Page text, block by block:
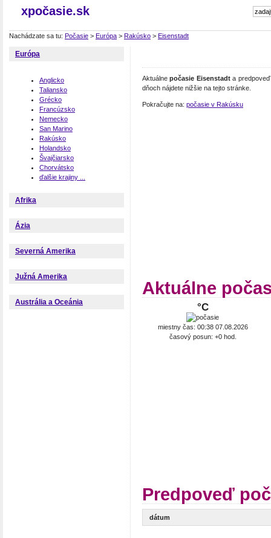
xpočasie.sk
Nachádzate sa tu: Počasie > Európa > Rakúsko > Eisenstadt
Európa
Anglicko
Taliansko
Grécko
Francúzsko
Nemecko
San Marino
Rakúsko
Holandsko
Švajčiarsko
Chorvátsko
ďalšie krajiny ...
Afrika
Ázia
Severná Amerika
Južná Amerika
Austrália a Oceánia
Aktuálnepočasie Eisenstadta predpoveď
dňoch nájdete nižšie na tejto stránke.
Pokračujte na: počasie v Rakúsku
Aktuálne
°C
miestny čas: 00:38 07.08.2026
časový posun: +0 hod.
Predpoveď
dátum